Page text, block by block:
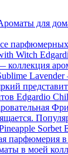
для
Witch
Edgardio
Sorbet
парфюмерия
в моей